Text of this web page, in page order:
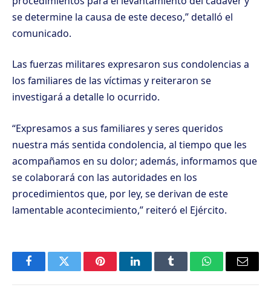
se determine la causa de este deceso,” detalló el
comunicado.
Las fuerzas militares expresaron sus condolencias a
los familiares de las víctimas y reiteraron se
investigará a detalle lo ocurrido.
“Expresamos a sus familiares y seres queridos
nuestra más sentida condolencia, al tiempo que les
acompañamos en su dolor; además, informamos que
se colaborará con las autoridades en los
procedimientos que, por ley, se derivan de este
lamentable acontecimiento,” reiteró el Ejército.
FacebookTwitter PinterestLinkedInTumblr WhatsAppEmail